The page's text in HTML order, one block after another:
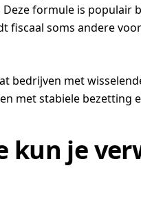
formule is populair
fiscaal soms andere
bedrijven met
met stabiele
kun je